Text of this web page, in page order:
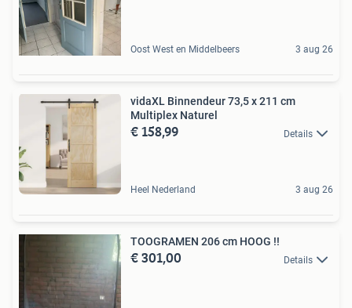
Oost West en Middelbeers 3 aug 26
vidaXL Binnendeur 73,5 x 211 cm
Multiplex Naturel
€ 158,99 Details
Heel Nederland 3 aug 26
TOOGRAMEN 206 cm HOOG !!
€ 301,00 Details